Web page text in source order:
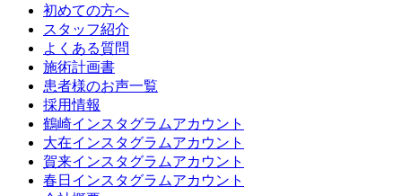
初めての方へ
スタッフ紹介
よくある質問
施術計画書
患者様のお声一覧
採用情報
鶴崎インスタグラムアカウント
大在インスタグラムアカウント
賀来インスタグラムアカウント
春日インスタグラムアカウント